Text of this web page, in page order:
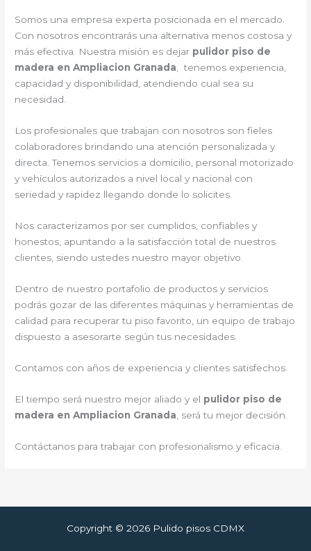
Somos una empresa experta posicionada en el mercado.
Con nosotros encontrarás una alternativa menos costosa y
más efectiva. Nuestra misión es dejar pulidor piso de
madera en Ampliacion Granada, tenemos experiencia,
capacidad y disponibilidad, atendiendo cual sea su
necesidad.
Los profesionales que trabajan con nosotros son fieles
colaboradores brindando una atención personalizada y
directa. Tenemos servicios a domicilio, personal motorizado
y vehículos autorizados a nivel local y nacional con
seriedad y rapidez llegando donde lo solicites.
Nos caracterizamos por ser cumplidos, confiables y
honestos, apuntando a la satisfacción total de nuestros
clientes, siendo ustedes nuestro mayor objetivo.
Dentro de nuestro portafolio de productos y servicios
podrás gozar de las diferentes máquinas y herramientas de
calidad para recuperar tu piso favorito, un equipo de trabajo
dispuesto a asesorarte según tus necesidades.
Contamos con años de experiencia y clientes satisfechos.
El tiempo será nuestro mejor aliado y el pulidor piso de
madera en Ampliacion Granada , será tu mejor decisión.
Contáctanos para trabajar con profesionalismo y eficacia.
Copyright © 2026 Pulido pisos CDMX